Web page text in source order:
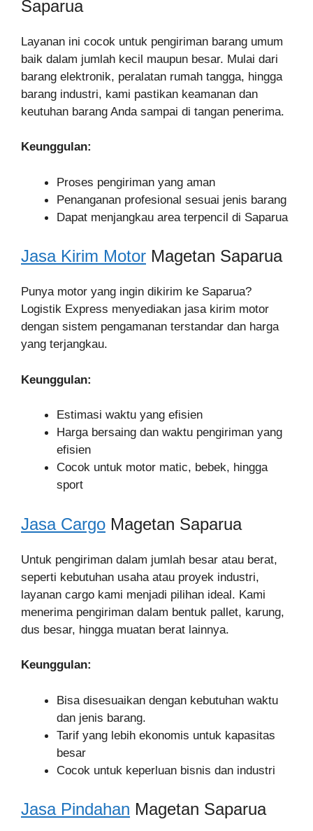
Saparua
Layanan ini cocok untuk pengiriman barang umum
baik dalam jumlah kecil maupun besar. Mulai dari
barang elektronik, peralatan rumah tangga, hingga
barang industri, kami pastikan keamanan dan
keutuhan barang Anda sampai di tangan penerima.
Keunggulan:
Proses pengiriman yang aman
Penanganan profesional sesuai jenis barang
Dapat menjangkau area terpencil di Saparua
Jasa Kirim Motor Magetan Saparua
Punya motor yang ingin dikirim ke Saparua?
Logistik Express menyediakan jasa kirim motor
dengan sistem pengamanan terstandar dan harga
yang terjangkau.
Keunggulan:
Estimasi waktu yang efisien
Harga bersaing dan waktu pengiriman yang
efisien
Cocok untuk motor matic, bebek, hingga
sport
Jasa Cargo Magetan Saparua
Untuk pengiriman dalam jumlah besar atau berat,
seperti kebutuhan usaha atau proyek industri,
layanan cargo kami menjadi pilihan ideal. Kami
menerima pengiriman dalam bentuk pallet, karung,
dus besar, hingga muatan berat lainnya.
Keunggulan:
Bisa disesuaikan dengan kebutuhan waktu
dan jenis barang.
Tarif yang lebih ekonomis untuk kapasitas
besar
Cocok untuk keperluan bisnis dan industri
Jasa Pindahan Magetan Saparua